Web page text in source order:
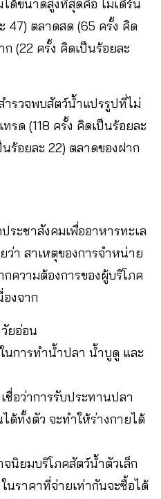
ด้ขนาดสูงที่สุดคือ โมเดิร์น
47) ตลาดสด (65 ครั้ง คิด
(22 ครั้ง คิดเป็นร้อยละ
ำรวจพบสัตว์น้ำแปรรูปที่ไม่
รด (118 ครั้ง คิดเป็นร้อยละ
ร้อยละ 22) ตลาดของฝาก
ะชาสังคมเพื่ออาหารทะเล
า สาเหตุของการจำหน่าย
ความต้องการของผู้บริโภค
งจาก
ยอ่อน
นการทำน้ำปลา น้ำบูดู และ
ชื่อว่าการรับประทานปลา
ด้ทั้งตัว จะทำให้ร่างกายได้
จนิยมบริโภคสัตว์น้ำตัวเล็ก
นราคาที่จ่ายเท่ากันจะซื้อได้